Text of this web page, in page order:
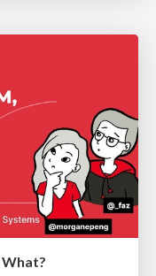
What?